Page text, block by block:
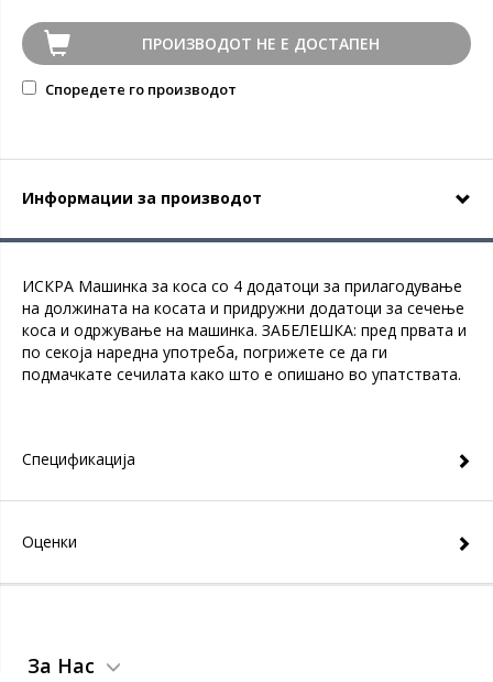
ПРОИЗВОДОТ НЕ Е ДОСТАПЕН
Споредете го производот
Информации за производот
ИСКРА Машинка за коса со 4 додатоци за прилагодување
на должината на косата и придружни додатоци за сечење
коса и одржување на машинка. ЗАБЕЛЕШКА: пред првата и
по секоја наредна употреба, погрижете се да ги
подмачкате сечилата како што е опишано во упатствата.
Спецификација
Оценки
За Нас